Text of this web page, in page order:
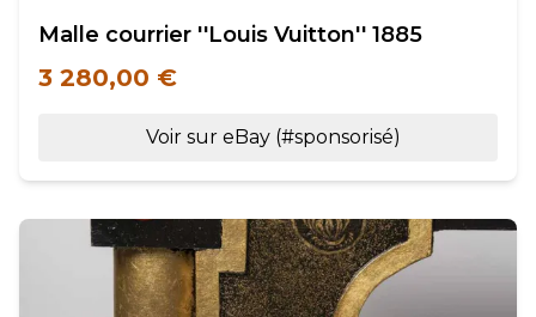
Malle courrier ''Louis Vuitton'' 1885
3 280,00 €
Voir sur eBay (#sponsorisé)